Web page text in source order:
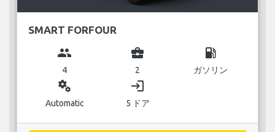
SMART FORFOUR
group
4
business_center
2
local_gas_station
ガソリン
miscellaneous_services
Automatic
login
5 ドア